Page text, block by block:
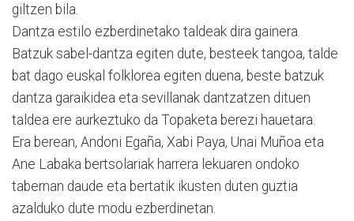
giltzen bila.
Dantza estilo ezberdinetako taldeak dira gainera.
Batzuk sabel-dantza egiten dute, besteek tangoa, talde
bat dago euskal folklorea egiten duena, beste batzuk
dantza garaikidea eta sevillanak dantzatzen dituen
taldea ere aurkeztuko da Topaketa berezi hauetara.
Era berean, Andoni Egaña, Xabi Paya, Unai Muñoa eta
Ane Labaka bertsolariak harrera lekuaren ondoko
tabernan daude eta bertatik ikusten duten guztia
azalduko dute modu ezberdinetan.